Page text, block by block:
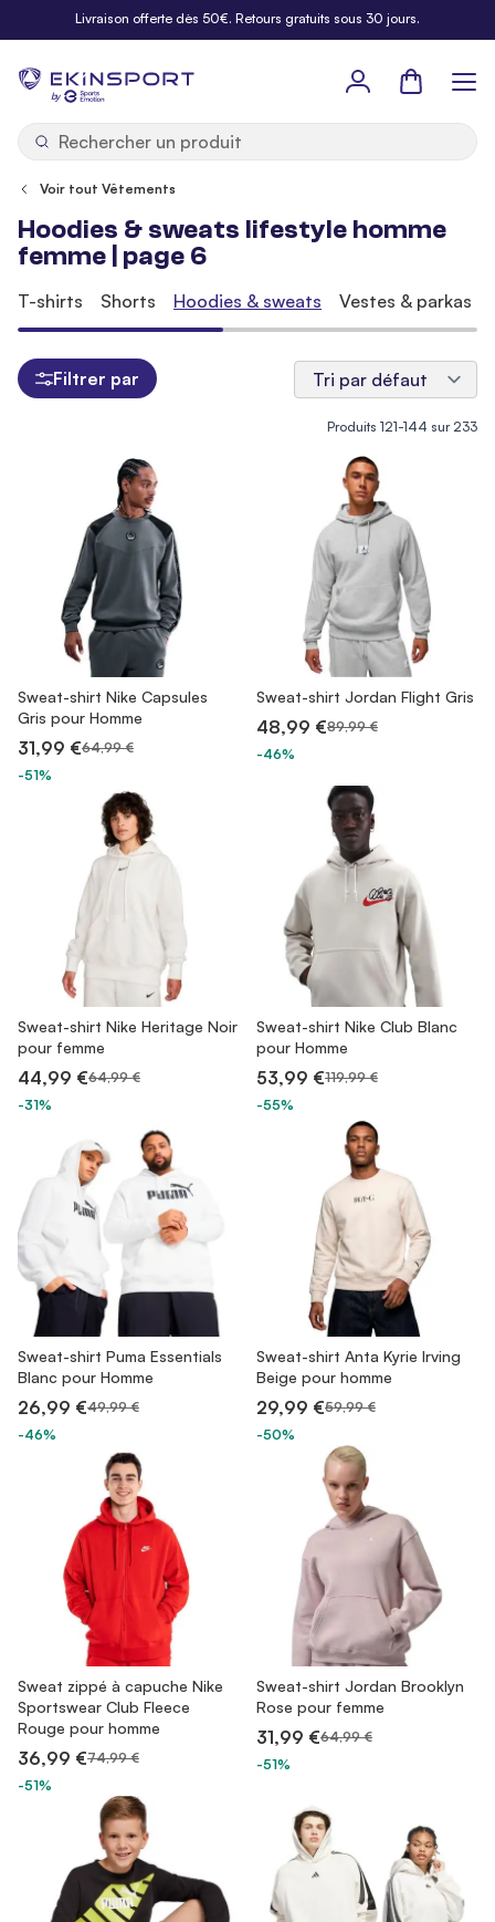
Allez au contenuLivraison offerte dès 50€. Retours gratuits sous 30 jours.
by
Panier
Voir tout Vêtements
Hoodies & sweats lifestyle homme
femme | page 6
Produits 121-144 sur233
Sweat-shirt Nike Capsules
Gris pour Homme
31,99 €64,99 €
-51%
Sweat-shirt Jordan Flight Gris
48,99 €89,99 €
-46%
Sweat-shirt Nike Heritage Noir
pour femme
44,99 €64,99 €
-31%
Sweat-shirt Nike Club Blanc
pour Homme
53,99 €119,99 €
-55%
Sweat-shirt Puma Essentials
Blanc pour Homme
26,99 €49,99 €
-46%
Sweat-shirt Anta Kyrie Irving
Beige pour homme
29,99 €59,99 €
-50%
Sweat zippé à capuche Nike
Sportswear Club Fleece
Rouge pour homme
36,99 €74,99 €
-51%
Sweat-shirt Jordan Brooklyn
Rose pour femme
31,99 €64,99 €
-51%
T-shirts Shorts Hoodies & sweats Vestes & parkas
Filtrer par